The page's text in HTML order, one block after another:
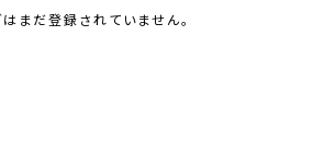
まだ登録されていません。